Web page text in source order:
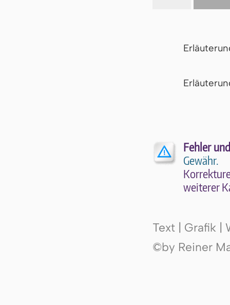
Fehler
Gewähr.
wei­te­rer
Text | Grafik |
©by Reiner